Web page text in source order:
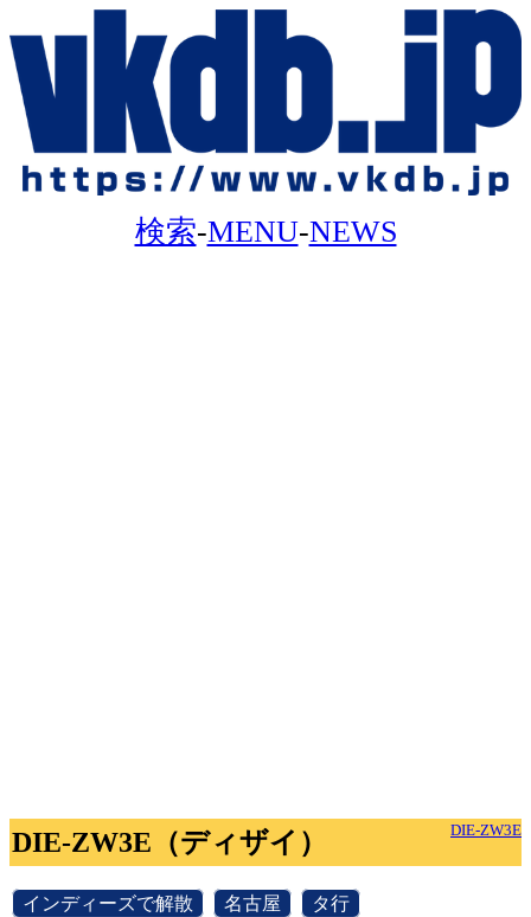
検索-MENU-NEWS
DIE-ZW3E
DIE-ZW3E（ディザイ）
インディーズで解散 名古屋 タ行